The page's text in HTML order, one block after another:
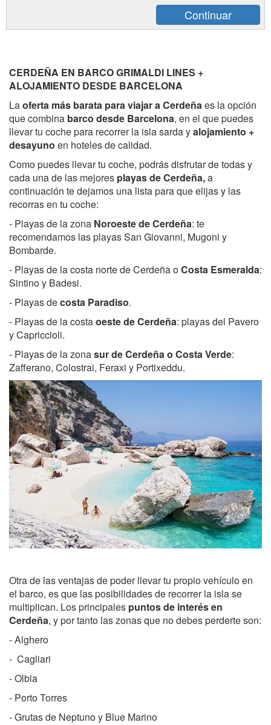
CERDEÑA EN BARCO GRIMALDI LINES +
ALOJAMIENTO DESDE BARCELONA
Laoferta más barata para viajar a Cerdeñaes la opción
que combina barco desde Barcelona, en el que puedes
llevar tu coche para recorrer la isla sarda yalojamiento +
desayuno en hoteles de calidad.
Como puedes llevar tu coche, podrás disfrutar de todas y
cada una de las mejores playas de Cerdeña,a
continuación te dejamos una lista para que elijas y las
recorras en tu coche:
- Playas de la zona Noroeste de Cerdeña: te
recomendamos las playas San Giovanni, Mugoni y
Bombarde.
- Playas de la costa norte de Cerdeña oCosta Esmeralda:
Sintino y Badesi.
- Playas decosta Paradiso.
- Playas de la costaoeste de Cerdeña: playas del Pavero
y Capriccioli.
- Playas de la zonasur de Cerdeña o Costa Verde:
Zafferano, Colostrai, Feraxi y Portixeddu.
Otra de las ventajas de poder llevar tu propio vehículo en
el barco, es que las posibilidades de recorrer la isla se
multiplican. Los principales puntos de interés en
Cerdeña, y por tanto las zonas que no debes perderte son:
- Alghero
- Cagliari
- Olbia
- Porto Torres
- Grutas de Neptuno y Blue Marino